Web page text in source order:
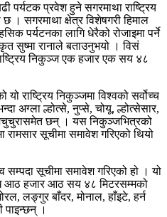
पर्यटक प्रवेश हुने सगरमाथा राष्ट्रिय
। सगरमाथा क्षेत्र विशेषगरी हिमाल
पर्यटनका लागि धेरैको रोजाइमा पर्ने
सुष्मा रानाले बताउनुभयो । विसं
निकुञ्ज एक हजार एक सय ४८
राष्ट्रिय निकुञ्जमा विश्वको सर्वोच्च
अग्ला ल्होत्से, नुप्से, चोयू, ल्होत्सेसार,
छन् । यस निकुञ्जभित्रको
सूचीमा समावेश गरिएको थियो
सूचीमा समावेश गरिएको हो । यो
आठ हजार आठ सय ४८ मिटरसम्मको
लङ्गुर बाँदर, मोनाल, हाँइटे, हर्न
पाइन्छन् ।